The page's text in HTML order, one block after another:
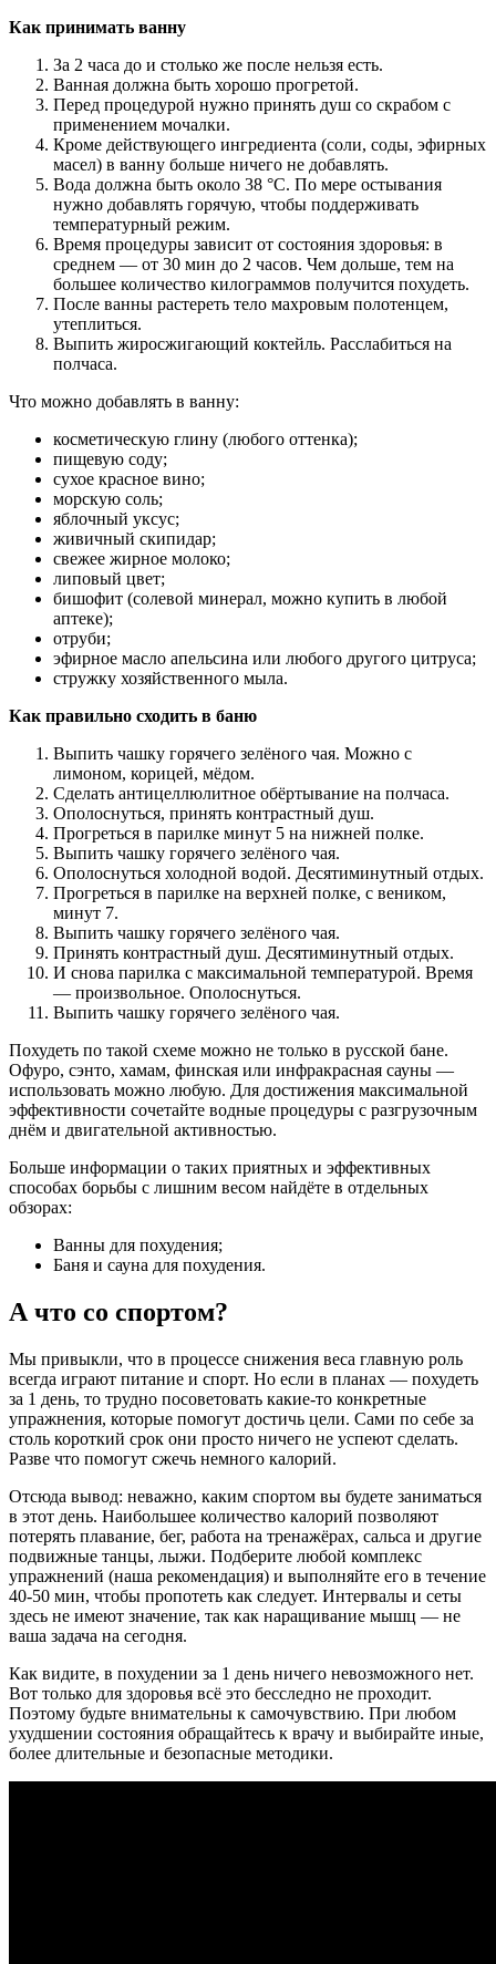
Как принимать ванну
За 2 часа до и столько же после нельзя есть.
Ванная должна быть хорошо прогретой.
Перед процедурой нужно принять душ со скрабом с
применением мочалки.
Кроме действующего ингредиента (соли, соды, эфирных
масел) в ванну больше ничего не добавлять.
Вода должна быть около 38 °С. По мере остывания
нужно добавлять горячую, чтобы поддерживать
температурный режим.
Время процедуры зависит от состояния здоровья: в
среднем — от 30 мин до 2 часов. Чем дольше, тем на
большее количество килограммов получится похудеть.
После ванны растереть тело махровым полотенцем,
утеплиться.
Выпить жиросжигающий коктейль. Расслабиться на
полчаса.
Что можно добавлять в ванну:
косметическую глину (любого оттенка);
пищевую соду;
сухое красное вино;
морскую соль;
яблочный уксус;
живичный скипидар;
свежее жирное молоко;
липовый цвет;
бишофит (солевой минерал, можно купить в любой
аптеке);
отруби;
эфирное масло апельсина или любого другого цитруса;
стружку хозяйственного мыла.
Как правильно сходить в баню
Выпить чашку горячего зелёного чая. Можно с
лимоном, корицей, мёдом.
Сделать антицеллюлитное обёртывание на полчаса.
Ополоснуться, принять контрастный душ.
Прогреться в парилке минут 5 на нижней полке.
Выпить чашку горячего зелёного чая.
Ополоснуться холодной водой. Десятиминутный отдых.
Прогреться в парилке на верхней полке, с веником,
минут 7.
Выпить чашку горячего зелёного чая.
Принять контрастный душ. Десятиминутный отдых.
И снова парилка с максимальной температурой. Время
— произвольное. Ополоснуться.
Выпить чашку горячего зелёного чая.
Похудеть по такой схеме можно не только в русской бане.
Офуро, сэнто, хамам, финская или инфракрасная сауны —
использовать можно любую. Для достижения максимальной
эффективности сочетайте водные процедуры с разгрузочным
днём и двигательной активностью.
Больше информации о таких приятных и эффективных
способах борьбы с лишним весом найдёте в отдельных
обзорах:
Ванны для похудения;
Баня и сауна для похудения.
А что со спортом?
Мы привыкли, что в процессе снижения веса главную роль
всегда играют питание и спорт. Но если в планах — похудеть
за 1 день, то трудно посоветовать какие-то конкретные
упражнения, которые помогут достичь цели. Сами по себе за
столь короткий срок они просто ничего не успеют сделать.
Разве что помогут сжечь немного калорий.
Отсюда вывод: неважно, каким спортом вы будете заниматься
в этот день. Наибольшее количество калорий позволяют
потерять плавание, бег, работа на тренажёрах, сальса и другие
подвижные танцы, лыжи. Подберите любой комплекс
упражнений (наша рекомендация) и выполняйте его в течение
40-50 мин, чтобы пропотеть как следует. Интервалы и сеты
здесь не имеют значение, так как наращивание мышц — не
ваша задача на сегодня.
Как видите, в похудении за 1 день ничего невозможного нет.
Вот только для здоровья всё это бесследно не проходит.
Поэтому будьте внимательны к самочувствию. При любом
ухудшении состояния обращайтесь к врачу и выбирайте иные,
более длительные и безопасные методики.